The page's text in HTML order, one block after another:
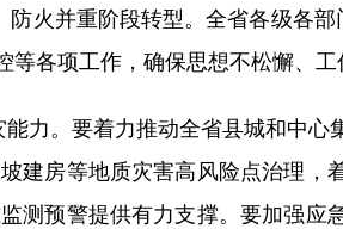
火并重阶段转型。全省各级各部
各项工作，确保思想不松懈、工
力。要着力推动全省县城和中心
建房等地质灾害高风险点治理，
测预警提供有力支撑。要加强应